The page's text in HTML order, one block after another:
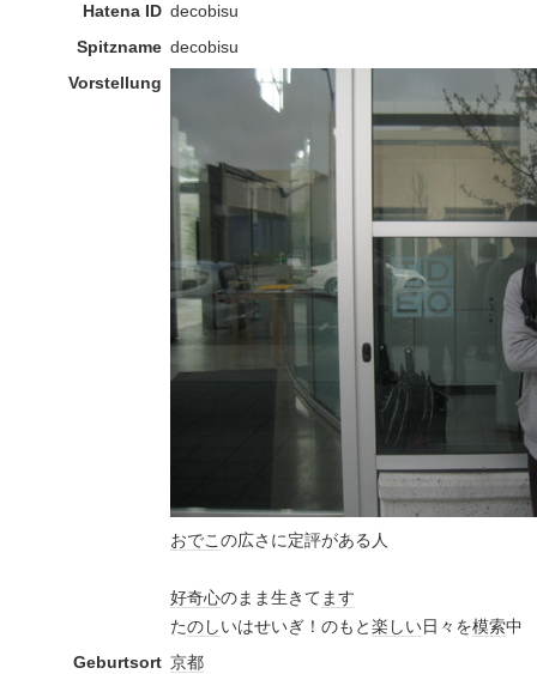
Hatena ID decobisu
Spitzname decobisu
Vorstellung
おでこの広さに定評がある人
好奇心のまま生きてます
たのしいはせいぎ！のもと楽しい日々を模索中
Geburtsort 京都